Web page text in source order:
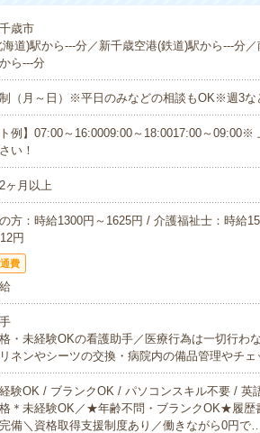
歳市
道)駅から---分／新千歳空港(鉄道)駅から---分
ら---分
（月～日）※平日のみなどの相談もOK※週3な
ト例】07:00～16:0009:00～18:0017:00～
い！
ヶ月以上
方：時給1300円～1625円 / 介護福祉士：時給
円
費
・未経験OKの看護助手／医療行為は一切行わ
ネンやシーツの交換・病院内の備品管理やチ
験OK / ブランクOK / パソコンスキル不要 / 英
＊未経験OK／★年齢不問・ブランクOK★履
備＼資格取得支援制度あり／働きながら0円で